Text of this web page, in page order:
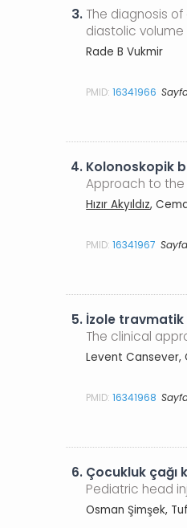
3. The diagnosis
diastolic volume
Rade B Vukmir
PMID:16341966
4. Kolonoskopik
Approach to
Hızır Akyıldız,
PMID:16341967
5. İzole travmatik
The clinical
Levent Cansever,
PMID:16341968
6. Çocukluk
Pediatric head
Osman Şimşek,